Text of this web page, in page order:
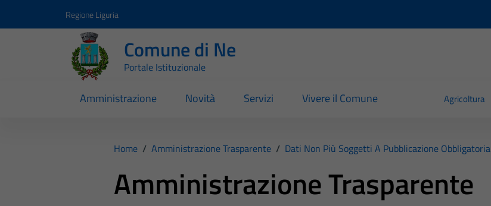
Regione Liguria
Comune di Ne
Portale Istituzionale
Amministrazione Novità Servizi Vivere il Comune Agricoltura
Home / Amministrazione Trasparente / Dati Non Più Soggetti A Pubblicazione Obbligatoria
Amministrazione Trasparente